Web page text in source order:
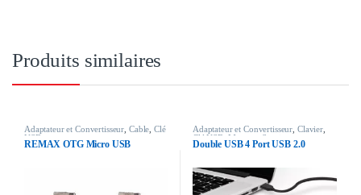
Produits similaires
Adaptateur et Convertisseur, Cable, Clé
USB
REMAX OTG Micro USB
Adaptateur et Convertisseur, Clavier,
Clé USB,Manette, Souris
Double USB 4 Port USB 2.0